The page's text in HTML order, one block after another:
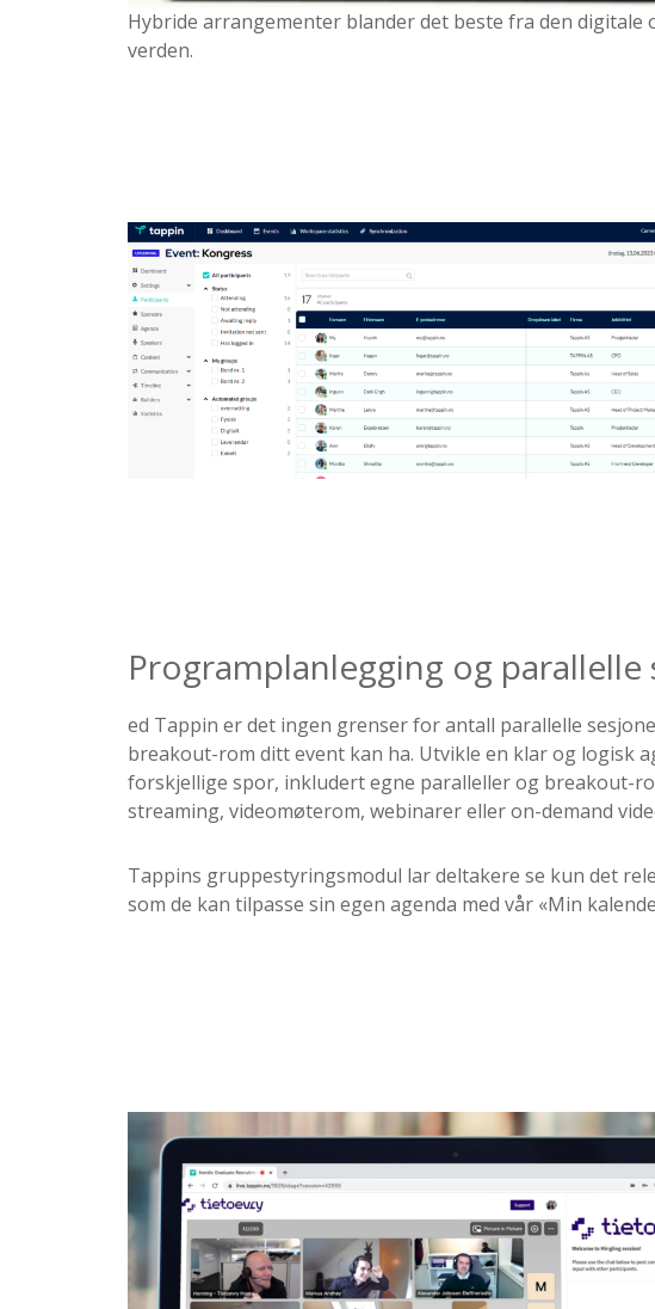
Hybride arrangementer blander det beste fra den digitale
verden.
Programplanlegging og parallelle
ed Tappin er det ingen grenser for antall parallelle
breakout-rom ditt event kan ha. Utvikle en klar og logisk
forskjellige spor, inkludert egne paralleller og breakout-
streaming, videomøterom, webinarer eller on-demand
Tappins gruppestyringsmodul lar deltakere se kun det
som de kan tilpasse sin egen agenda med vår «Min